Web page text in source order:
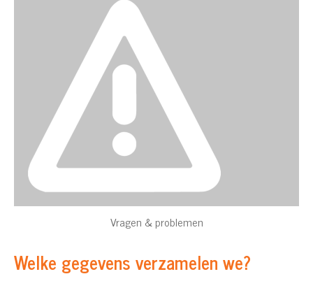
Vragen & problemen
Welke gegevens verzamelen we?